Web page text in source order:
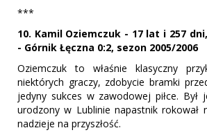
***
10. Kamil Oziemczuk - 17 lat i 257
- Górnik Łęczna 0:2, sezon 2005/2006
Oziemczuk to właśnie klasyczny
niektórych graczy, zdobycie bramki
jedyny sukces w zawodowej piłce. Był
urodzony w Lublinie napastnik rokował
nadzieje na przyszłość.